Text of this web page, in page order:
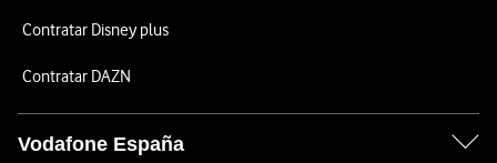
Contratar Disney plus
Contratar DAZN
Vodafone España